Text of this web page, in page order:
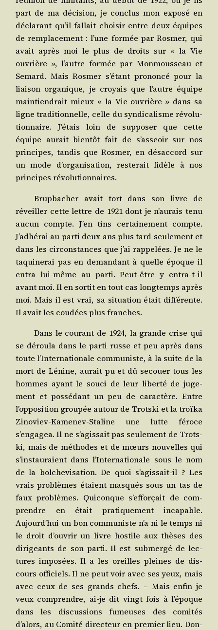
part de ma déci­sion, je conclus mon expo­sé en
décla­rant qu’il fal­lait choi­sir entre deux équipes
de rem­pla­ce­ment : l’une for­mée par Ros­mer, qui
avait après moi le plus de droits sur « la Vie
ouvrière », l’autre for­mée par Mon­mous­seau et
Semard. Mais Ros­mer s’étant pro­non­cé pour la
liai­son orga­nique, je croyais que l’autre équipe
main­tien­drait mieux « la Vie ouvrière » dans sa
ligne tra­di­tion­nelle, celle du syn­di­ca­lisme révo­lu­
tion­naire. J’étais loin de sup­po­ser que cette
équipe aurait bien­tôt fait de s’asseoir sur nos
prin­cipes, tan­dis que Ros­mer, en désac­cord sur
un mode d’organisation, res­te­rait fidèle à nos
prin­cipes révolutionnaires.
Brup­ba­cher avait tort dans son livre de
réveiller cette lettre de 1921 dont je n’aurais tenu
aucun compte. J’en tins cer­tai­ne­ment compte.
J’adhérai au par­ti deux ans plus tard seule­ment et
dans les cir­cons­tances que j’ai rap­pe­lées. Je ne le
taqui­ne­rai pas en deman­dant à quelle époque il
entra lui-même au par­ti. Peut-être y entra-t-il
avant moi. Il en sor­tit en tout cas long­temps après
moi. Mais il est vrai, sa situa­tion était dif­fé­rente.
Il avait les cou­dées plus franches.
Dans le cou­rant de 1924, la grande crise qui
se dérou­la dans le par­ti russe et peu après dans
toute l’Internationale com­mu­niste, à la suite de la
mort de Lénine, aurait pu et dû secouer tous les
hommes ayant le sou­ci de leur liber­té de juge­
ment et pos­sé­dant un peu de carac­tère. Entre
l’opposition grou­pée autour de Trots­ki et la troï­ka
Zino­viev-Kame­nev-Sta­line une lutte féroce
s’engagea. Il ne s’agissait pas seule­ment de Trots­
ki, mais de méthodes et de mœurs nou­velles qui
s’instauraient dans l’Internationale sous le nom
de la bol­che­vi­sa­tion. De quoi s’agissait-il ? Les
vrais pro­blèmes étaient mas­qués sous un tas de
faux pro­blèmes. Qui­conque s’efforçait de com­
prendre en était pra­ti­que­ment inca­pable.
Aujourd’hui un bon com­mu­niste n’a ni le temps ni
le droit d’ouvrir un livre hos­tile aux thèses des
diri­geants de son par­ti. Il est sub­mer­gé de lec­
tures impo­sées. Il a les oreilles pleines de dis­
cours offi­ciels. Il ne peut voir avec ses yeux, mais
avec ceux de ses grands chefs. – Mais enfin je
veux com­prendre, ai-je dit vingt fois à l’époque
dans les dis­cus­sions fumeuses des comi­tés
d’alors, au Comi­té direc­teur en pre­mier lieu. Don­